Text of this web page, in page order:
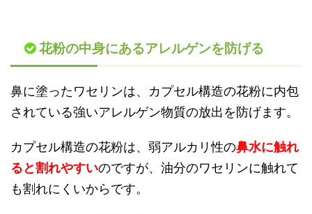
花粉の中身にあるアレルゲンを防げる
鼻に塗ったワセリンは、カプセル構造の花粉に内包
されている強いアレルゲン物質の放出を防げます。
カプセル構造の花粉は、弱アルカリ性の鼻水に触れ
ると割れやすいのですが、油分のワセリンに触れて
も割れにくいからです。